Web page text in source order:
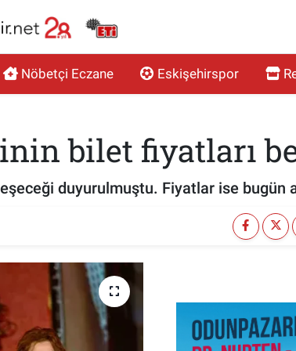
Nöbetçi Eczane Eskişehirspor
bilet fiyatları
duyurulmuştu. Fiyatlar ise bugün